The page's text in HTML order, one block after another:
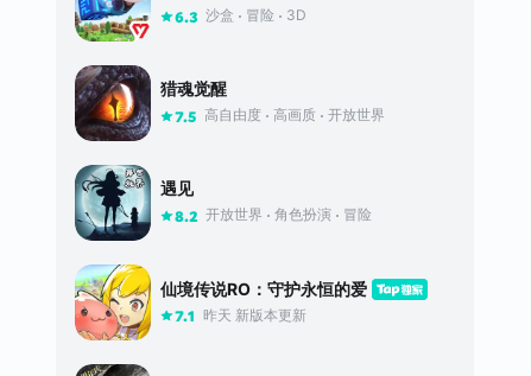
6.3 沙盒 冒险 3D
猎魂觉醒
7.5 高自由度 高画质 开放世界
遇见
8.2 开放世界 角色扮演 冒险
仙境传说RO：守护永恒的爱
7.1 昨天 新版本更新